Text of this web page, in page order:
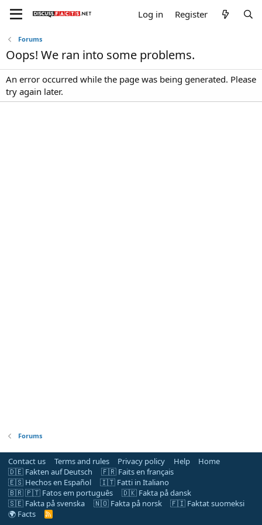
Log in Register
Forums
Oops! We ran into some problems.
An error occurred while the page was being generated. Please
try again later.
Forums
Contact us Terms and rules Privacy policy Help
Home
🇩🇪 Fakten auf Deutsch
🇫🇷 Faits en français
🇪🇸 Hechos en Español
🇮🇹 Fatti in Italiano
🇧🇷 🇵🇹 Fatos em português
🇩🇰 Fakta på dansk
🇸🇪 Fakta på svenska
🇳🇴 Fakta på norsk
🇫🇮 Faktat suomeksi
🌍 Facts
R